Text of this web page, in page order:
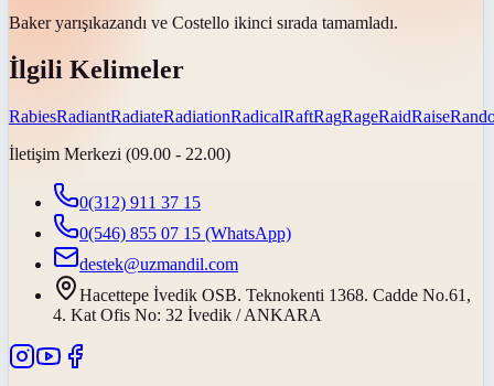
Baker yarışıkazandı ve Costello ikinci sırada tamamladı.
İlgili Kelimeler
RabiesRadiantRadiateRadiationRadicalRaftRagRageRaidRaise
İletişim Merkezi (09.00 - 22.00)
0(312) 911 37 15
0(546) 855 07 15 (WhatsApp)
destek@uzmandil.com
Hacettepe İvedik OSB. Teknokenti 1368. Cadde No.61,
4. Kat Ofis No: 32 İvedik / ANKARA